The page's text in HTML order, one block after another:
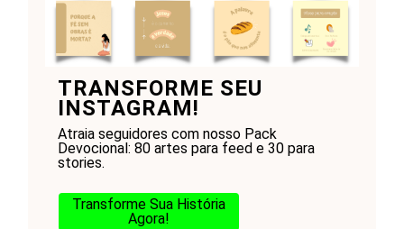
TRANSFORME SEU
INSTAGRAM!
Atraia seguidores com nosso Pack
Devocional: 80 artes para feed e 30 para
stories.
Transforme Sua História
Agora!